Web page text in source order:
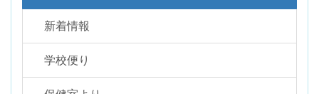
新着情報
学校便り